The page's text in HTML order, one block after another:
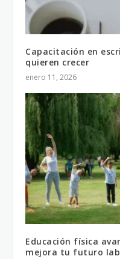
Capacitación en
quieren crecer
enero 11, 2026
Educación física
mejora tu futuro